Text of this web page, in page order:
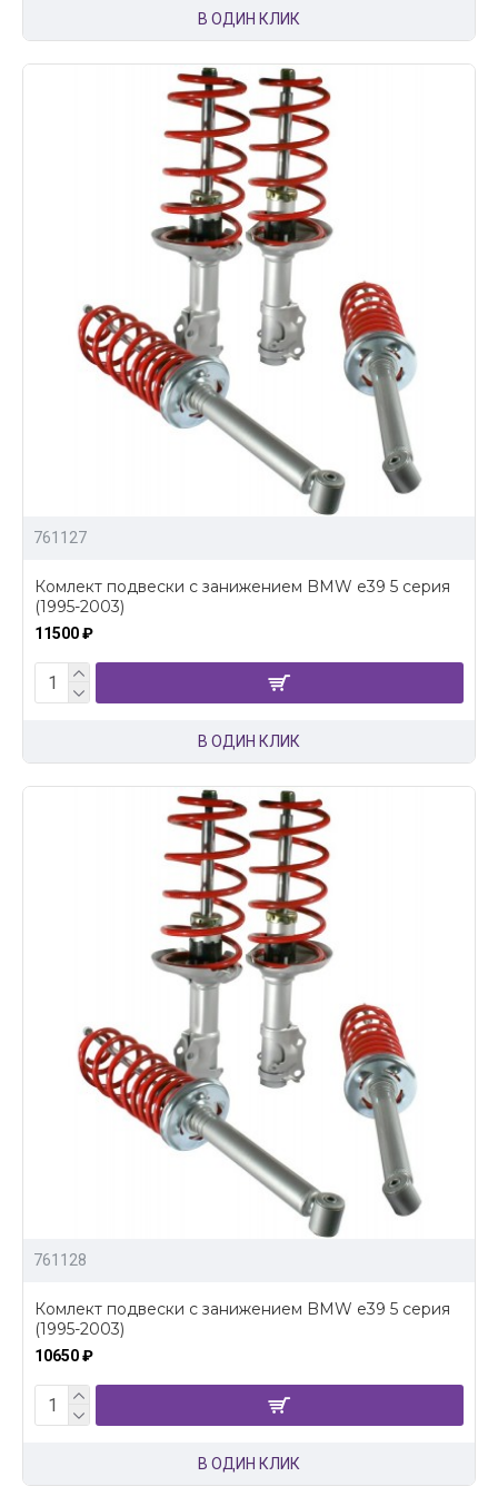
В ОДИН КЛИК
761127
Комлект подвески с занижением BMW e39 5 серия
(1995-2003)
11500 ₽
В ОДИН КЛИК
761128
Комлект подвески с занижением BMW e39 5 серия
(1995-2003)
10650 ₽
В ОДИН КЛИК